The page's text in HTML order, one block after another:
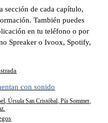
sección de cada capítulo,
También puedes
en tu teléfono o por
Spreaker o Ivoox, Spotify,
con sonido
Úrsula San Cristóbal, Pía Sommer,